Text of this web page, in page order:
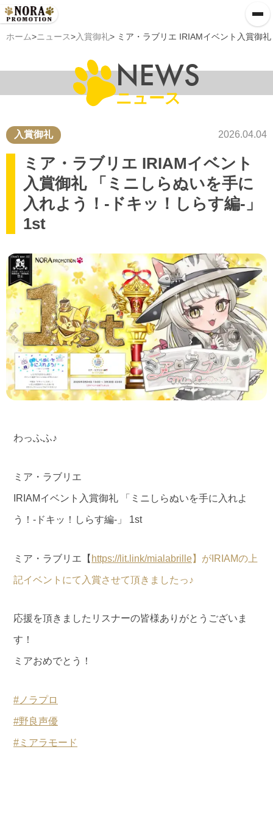
ホーム>ニュース>入賞御礼> ミア・ラブリエ IRIAMイベント入賞御
NEWS
ニュース
入賞御礼 2026.04.04
ミア・ラブリエ IRIAMイベント
入賞御礼 「ミニしらぬいを手に
入れよう！-ドキッ！しらす編-」
1st
わっふふ♪
ミア・ラブリエ
IRIAMイベント入賞御礼 「ミニしらぬいを手に入れよ
う！-ドキッ！しらす編-」 1st
ミア・ラブリエ【 https://lit.link/mialabrille】がIRIAMの上
記イベントにて入賞させて頂きましたっ♪
応援を頂きましたリスナーの皆様ありがとうございま
す！
ミアおめでとう！
#ノラプロ
#野良声優
#ミアラモード